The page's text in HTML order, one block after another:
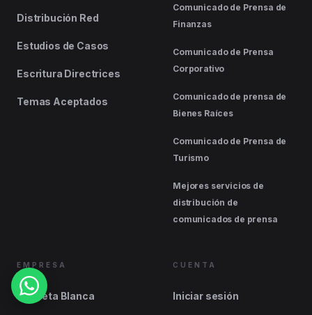
Distribución Red
Estudios de Casos
Escritura Directrices
Temas Aceptados
Comunicado de Prensa de
Finanzas
Comunicado de Prensa
Corporativo
Comunicado de prensa de
Bienes Raíces
Comunicado de Prensa de
Turismo
Mejores servicios de
distribución de
comunicados de prensa
EMPRESA
Etiqueta Blanca
CUENTA
Iniciar sesión